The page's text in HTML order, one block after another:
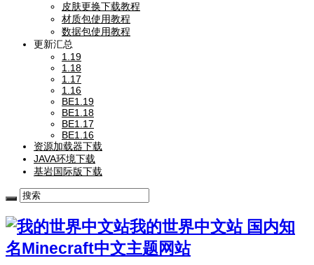
皮肤更换下载教程
材质包使用教程
数据包使用教程
更新汇总
1.19
1.18
1.17
1.16
BE1.19
BE1.18
BE1.17
BE1.16
资源加载器下载
JAVA环境下载
基岩国际版下载
我的世界中文站 国内知
名Minecraft中文主题网站